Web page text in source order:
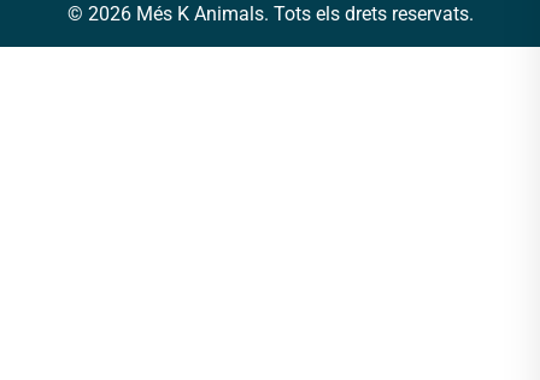
© 2026 Més K Animals. Tots els drets reservats.